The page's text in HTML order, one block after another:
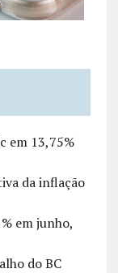
em 13,75%
da inflação
em junho,
do BC